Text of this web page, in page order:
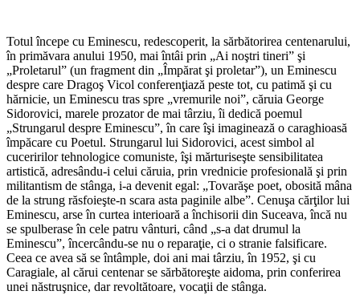
Totul începe cu Eminescu, redescoperit, la sărbătorirea centenarului,
în primăvara anului 1950, mai întâi prin „Ai noştri tineri” şi
„Proletarul” (un fragment din „Împărat şi proletar”), un Eminescu
despre care Dragoş Vicol conferenţiază peste tot, cu patimă şi cu
hărnicie, un Eminescu tras spre „vremurile noi”, căruia George
Sidorovici, marele prozator de mai târziu, îi dedică poemul
„Strungarul despre Eminescu”, în care îşi imaginează o caraghioasă
împăcare cu Poetul. Strungarul lui Sidorovici, acest simbol al
cuceririlor tehnologice comuniste, îşi mărturiseşte sensibilitatea
artistică, adresându-i celui căruia, prin vrednicie profesională şi prin
militantism de stânga, i-a devenit egal: „Tovarăşe poet, obosită mâna
de la strung răsfoieşte-n scara asta paginile albe”. Cenuşa cărţilor lui
Eminescu, arse în curtea interioară a închisorii din Suceava, încă nu
se spulberase în cele patru vânturi, când „s-a dat drumul la
Eminescu”, încercându-se nu o reparaţie, ci o stranie falsificare.
Ceea ce avea să se întâmple, doi ani mai târziu, în 1952, şi cu
Caragiale, al cărui centenar se sărbătoreşte aidoma, prin conferirea
unei năstruşnice, dar revoltătoare, vocaţii de stânga.